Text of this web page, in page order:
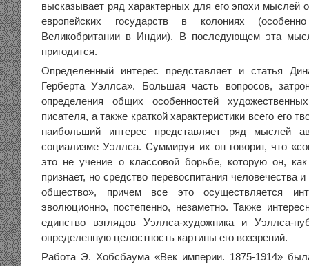
высказывает ряд характерных для его эпохи мыслей
европейских государств в колониях
Великобритании в Индии). В последующем эта
пригодится.
Определенный интерес представляет и статья
Герберта Уэллса». Большая часть вопросов,
определения общих особенностей
писателя, а также краткой характеристики всего его
наибольший интерес представляет ряд мыслей
социализме Уэллса. Суммируя их он говорит, что
это не учение о классовой борьбе, которую он,
признает, но средство перевоспитания человечества
общество», причем все это осуществляется
эволюционно, постепенно, незаметно. Также
единство взглядов Уэллса-художника и Уэллса-
определенную целостность картины его воззрений.
Работа Э. Хобсбаума «Век империи. 1875-1914»